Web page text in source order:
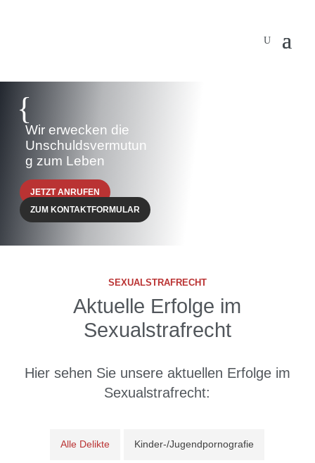
{
Wir erwecken die
Unschuldsvermutun
g zum Leben
JETZT ANRUFEN
ZUM KONTAKTFORMULAR
SEXUALSTRAFRECHT
Aktuelle Erfolge im
Sexualstrafrecht
Hier sehen Sie unsere aktuellen Erfolgeim
Sexualstrafrecht:
Alle Delikte Kinder-/Jugendpornografie